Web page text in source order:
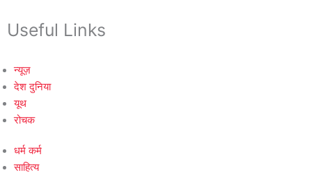
Useful Links
न्यूज़
देश दुनिया
यूथ
रोचक
धर्म कर्म
साहित्य